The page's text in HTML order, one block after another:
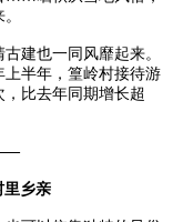
建也一同风靡起来。
半年，篁岭村接待游
，比去年同期增长超
里乡亲